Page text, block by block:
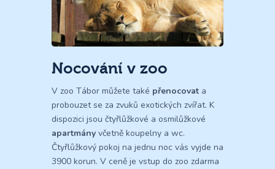
Nocování v zoo
V zoo Tábor můžete také přenocovat a
probouzet se za zvuků exotických zvířat. K
dispozici jsou čtyřlůžkové a osmilůžkové
apartmány včetně koupelny a wc.
Čtyřlůžkový pokoj na jednu noc vás vyjde na
3900 korun. V ceně je vstup do zoo zdarma